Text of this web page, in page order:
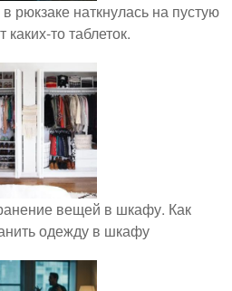
рюкзаке наткнулась на пустую
каких-то таблеток.
вещей в шкафу. Как
одежду в шкафу